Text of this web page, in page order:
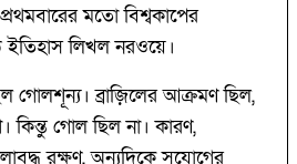
মতো বিশ্বকাপের
ইতিহাস লিখল নরওয়ে।
গোলশূন্য। ব্রাজ়িলের আক্রমণ ছিল,
গোল ছিল না। কারণ,
রক্ষণ, অন্যদিকে সুযোগের